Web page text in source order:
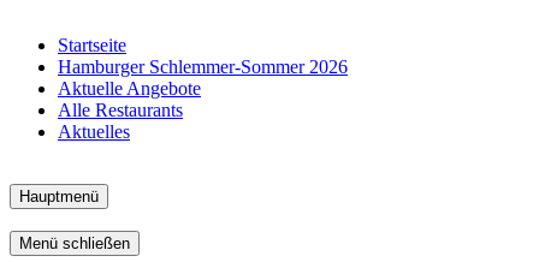
Startseite
Hamburger Schlemmer-Sommer 2026
Aktuelle Angebote
Alle Restaurants
Aktuelles
Hauptmenü
Menü schließen